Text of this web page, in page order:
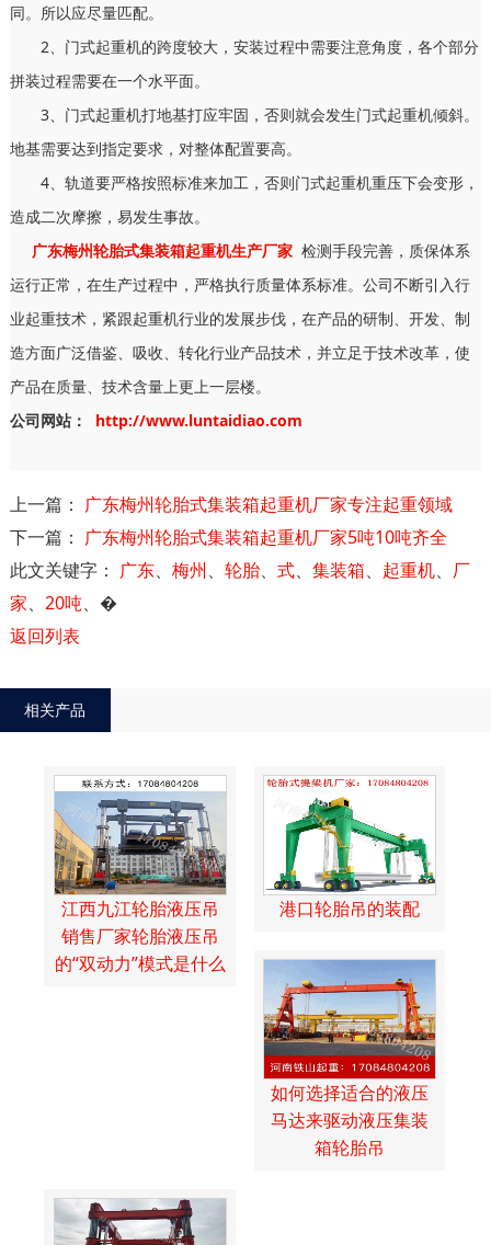
同。所以应尽量匹配。
2、门式起重机的跨度较大，安装过程中需要注意角度，各个部分
拼装过程需要在一个水平面。
3、门式起重机打地基打应牢固，否则就会发生门式起重机倾斜。
地基需要达到指定要求，对整体配置要高。
4、轨道要严格按照标准来加工，否则门式起重机重压下会变形，
造成二次摩擦，易发生事故。
广东梅州轮胎式集装箱起重机生产厂家 检测手段完善，质保体系
运行正常，在生产过程中，严格执行质量体系标准。公司不断引入行
业起重技术，紧跟起重机行业的发展步伐，在产品的研制、开发、制
造方面广泛借鉴、吸收、转化行业产品技术，并立足于技术改革，使
产品在质量、技术含量上更上一层楼。
公司网站：
http://www.luntaidiao.com
上一篇： 广东梅州轮胎式集装箱起重机厂家专注起重领域
下一篇： 广东梅州轮胎式集装箱起重机厂家5吨10吨齐全
此文关键字： 广东、 梅州、 轮胎、 式、 集装箱、 起重机、 厂
家、 20吨、 �
返回列表
相关产品
江西九江轮胎液压吊
销售厂家轮胎液压吊
的“双动力”模式是什么
港口轮胎吊的装配
如何选择适合的液压
马达来驱动液压集装
箱轮胎吊